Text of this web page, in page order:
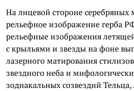
На лицевой стороне серебряных
рельефное изображение герба
рельефные изображения
с крыльями и звезды на фоне
лазерного матирования
звездного неба и
зодиакальных созвездий